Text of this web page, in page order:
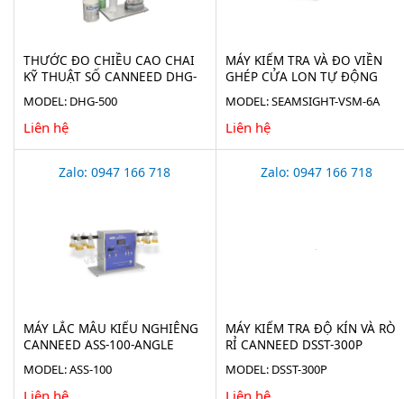
THƯỚC ĐO CHIỀU CAO CHAI
KỸ THUẬT SỐ CANNEED DHG-
MODEL: DHG-500
Liên hệ
MÁY KIỂM TRA VÀ ĐO VIỀN
GHÉP CỬA LON TỰ ĐỘNG
MODEL: SEAMSIGHT-VSM-6A
Liên hệ
Zalo: 0947 166 718
MÁY LẮC MẪU KIỂU NGHIÊNG
CANNEED ASS-100-ANGLE
MODEL: ASS-100
Liên hệ
Zalo: 0947 166 718
MÁY KIỂM TRA ĐỘ KÍN VÀ RÒ
RỈ CANNEED DSST-300P
MODEL: DSST-300P
Liên hệ